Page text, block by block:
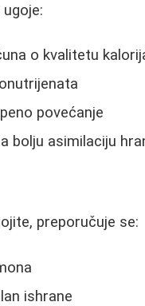
o kvalitetu
povećanje
bolju asimilaciju
preporučuje se:
ishrane